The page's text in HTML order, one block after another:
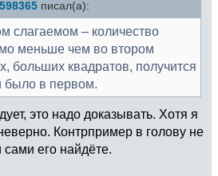
писал(а):
слагаемом – количество
меньше чем во втором
больших квадратов, получится
было в первом.
это надо доказывать. Хотя я
Контрпример в голову не
его найдёте.